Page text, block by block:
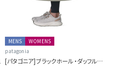
MENS
WOMENS
patagonia
[パタゴニア]ブラックホール・ダッフル 40L